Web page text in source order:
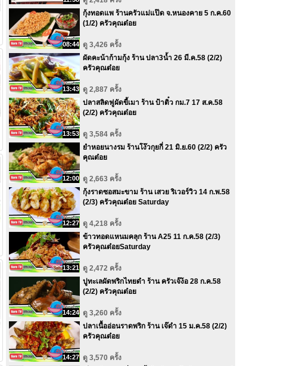
08:44
กุ้งทอดแพ ร้านครัวแม่แป๊ด จ.หนองคาย 5 ก.ค.60
(1/2) ครัวคุณต๋อย
ดู 3,426 ครั้ง
13:43
ผัดคะน้าก้ามกุ้ง ร้าน ปลา3น้ำ 26 มี.ค.58 (2/2)
ครัวคุณต๋อย
ดู 2,887 ครั้ง
13:53
ปลาสลิดฟูผัดขี้เมา ร้าน ป้าติ๋ว กม.7 17 ส.ค.58
(2/2) ครัวคุณต๋อย
ดู 3,584 ครั้ง
12:00
ยำหอยนางรม ร้านโง๊วกุยกี่ 21 มิ.ย.60 (2/2) ครัว
คุณต๋อย
ดู 2,663 ครั้ง
12:27
กุ้งราดซอสมะขาม ร้าน เสวย ริเวอร์วิว 14 ก.พ.58
(2/3) ครัวคุณต๋อย Saturday
ดู 4,218 ครั้ง
13:21
ข้าวทอดแหนมคลุก ร้าน A25 11 ก.ค.58 (2/3)
ครัวคุณต๋อยSaturday
ดู 2,472 ครั้ง
14:24
ปูทะเลผัดพริกไทยดำ ร้าน ครัวเจ๊ง้อ 28 ก.ค.58
(2/2) ครัวคุณต๋อย
ดู 3,260 ครั้ง
14:27
ปลาเนื้ออ่อนราดพริก ร้าน เจ๊ดำ 15 ม.ค.58 (2/2)
ครัวคุณต๋อย
ดู 3,570 ครั้ง